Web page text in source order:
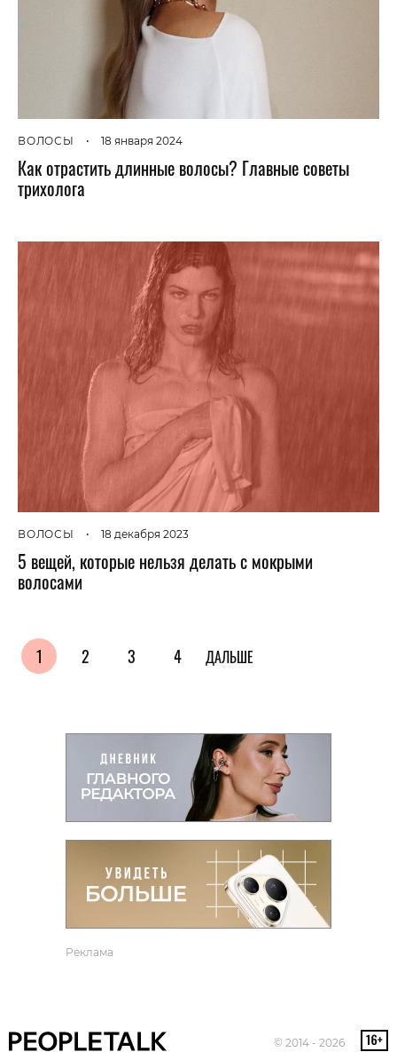
ВОЛОСЫ • 18 января 2024
Как отрастить длинные волосы? Главные советы
трихолога
ВОЛОСЫ • 18 декабря 2023
5 вещей, которые нельзя делать с мокрыми
волосами
1 2 3 4 ДАЛЬШЕ
Реклама
© 2014 - 2026